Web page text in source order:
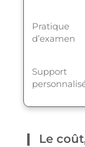
Pratique
d’examen
Support
Le